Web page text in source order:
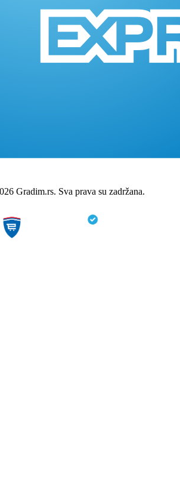
Gradim.rs. Sva prava su zadržana.